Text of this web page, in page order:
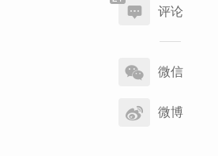
评论
享
到
微信
微博